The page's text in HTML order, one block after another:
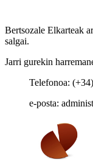
Bertsozale Elkarteak
salgai.
Jarri gurekin
Telefonoa:
e-posta: